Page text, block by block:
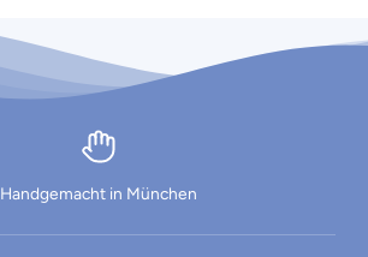
Handgemacht in München